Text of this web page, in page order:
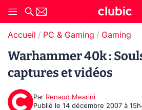
Accueil PC & Gaming Gaming
Warhammer 40k :
captures et vidéos
Par Renaud Mearini
Publié le 14 décembre 2007 à